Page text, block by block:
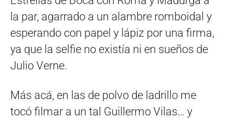
la par, agarrado a un alambre romboidal y
esperando con papel y lápiz por una firma,
ya que la selfie no existía ni en sueños de
Julio Verne.
Más acá, en las de polvo de ladrillo me
tocó filmar a un tal Guillermo Vilas… y